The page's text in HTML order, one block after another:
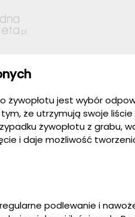
żywopłotu jest wybór
że utrzymują swoje liście
żywopłotu z grabu,
i daje możliwość
podlewanie i